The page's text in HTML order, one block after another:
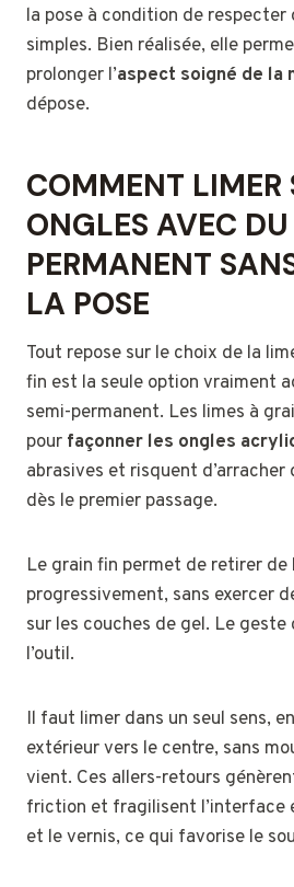
la pose à condition de respecter
simples. Bien réalisée, elle
prolonger l’aspect soigné de la
dépose.
COMMENT LIMER
ONGLES AVEC
PERMANENT
LA POSE
Tout repose sur le choix de la
fin est la seule option vraiment
semi-permanent. Les limes à
pour façonner les ongles
abrasives et risquent
dès le premier passage.
Le grain fin permet de retirer de
progressivement, sans exercer
sur les couches de gel. Le
l’outil.
Il faut limer dans un seul sens,
extérieur vers le centre, sans
vient. Ces allers-retours
friction et fragilisent l’interface
et le vernis, ce qui favorise le